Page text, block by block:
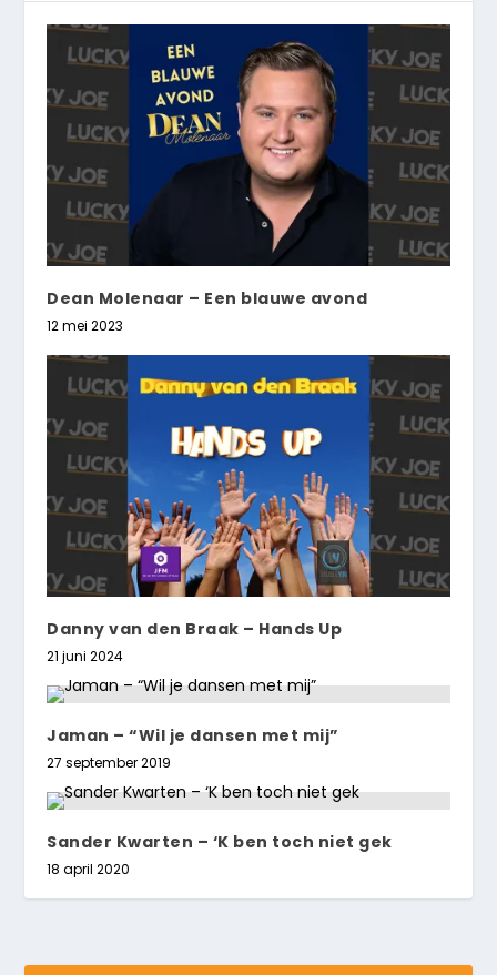
Dean Molenaar – Een blauwe avond
12 mei 2023
Danny van den Braak – Hands Up
21 juni 2024
Jaman – “Wil je dansen met mij”
27 september 2019
Sander Kwarten – ‘K ben toch niet gek
18 april 2020